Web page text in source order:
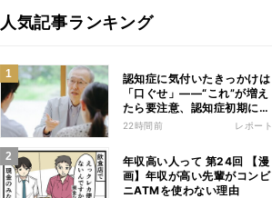
人気記事ランキング
認知症に気付いたきっかけは
「口ぐせ」――“これ”が増え
たら要注意、認知症初期に見
られる「会話の特徴」とは
22時間前 レポート
年収高い人って 第24回 【漫
画】年収が高い先輩がコンビ
ニATMを使わない理由